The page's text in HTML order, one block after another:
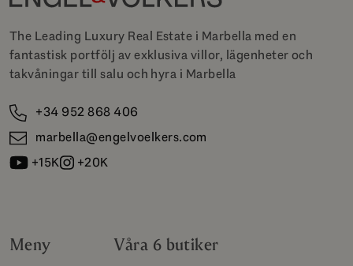
The Leading Luxury Real Estate i Marbella med en
fantastisk portfölj av exklusiva villor, lägenheter och
takvåningar till salu och hyra i Marbella
+34 952 868 406
marbella@engelvoelkers.com
+15K
+20K
Meny Våra 6 butiker